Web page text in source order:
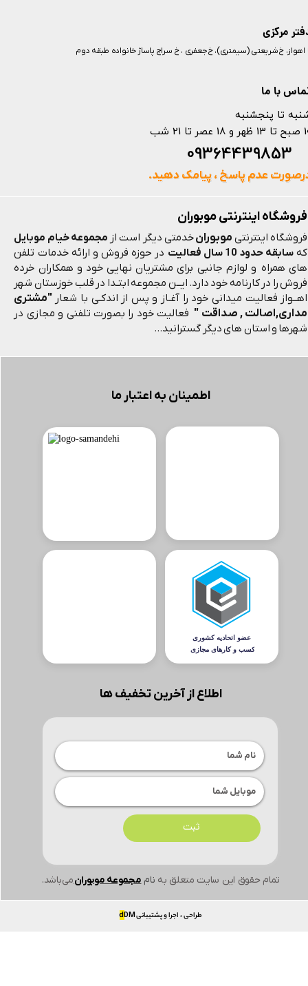
فروشگاه اینترنتی موبوران
فروشگاه اینترنتی موبورانخدمتی دیگر است از مجموعه خیام موبایل
که سابقه حدود 10 سال فعالیت
در حوزه فروش و ارائه خدمات تلفن
های همراه و لوازم جانبی برای مشتریان نهایی خود و همکاران خرده
فروش را در کارنامه خود دارد. ایــن مجموعه ابتـدا در قلب خوزستان شهر
اهــواز فعالیت میدانی خود را آغـاز و پس از اندکـی با شعار "مشتری
مداری,اصالت , صداقت " فعالیت خود را بصورت تلفنی و مجازی در
شهرها و استان های دیگر گسترانید...
تمام حقوق این سایت متعلق به ناممجموعه موبورانمی‌باشد.
اطمینان به اعتبار ما
اطلاع از آخرین تخفیف ها
ثبت
مرکزی
با ما
اهواز، خ شریعتی (سیمتری)، خ جعفری ، خ سراج پاساژ خانواده طبقه دوم
تا پنجشنبه
تا 21 شب
عدم پاسخ ، پیامک دهید.
طراحی ، اجرا و پشتیبانی dDM